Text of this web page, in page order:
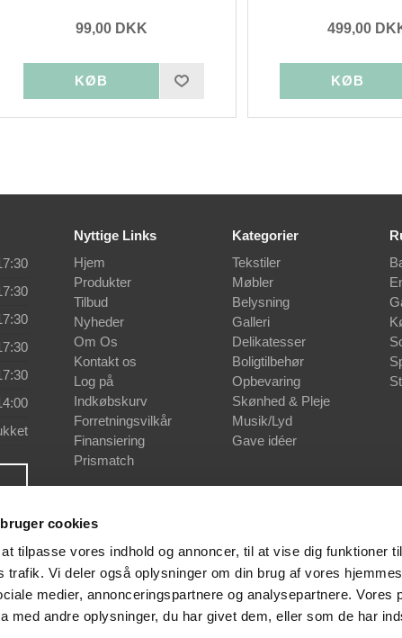
cookies
tilpasse vores indhold og annoncer, til at vise dig funktioner
trafik. Vi deler også oplysninger om din brug af vores
medier, annonceringspartnere og analysepartnere. Vores
med andre oplysninger, du har givet dem, eller som de har
99,00 DKK 499,00
Nyttige Links
Hjem
Produkter
Tilbud
Nyheder
Om Os
Kontakt os
Log på
Indkøbskurv
Forretningsvilkår
Finansiering
Prismatch
Kategorier
Tekstiler
Møbler
Belysning
Galleri
Delikatesser
Boligtilbehør
Opbevaring
Skønhed & Pleje
Musik/Lyd
Gave idéer